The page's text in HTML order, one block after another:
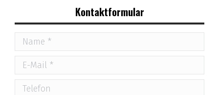
Kontaktformular